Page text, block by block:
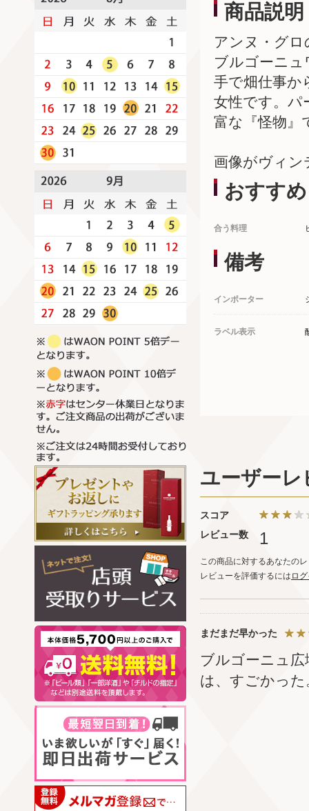
商品説明
アンヌ・グロ
ブルゴーニ
手で畑仕事か
女性です。パ
富な『怪物』
画像がヴィン
おすすめ
合う料理
備考
インポーター
ラベル表示
ユーザーレ
スコア
レビュー数
1
この商品に対するあなたの
レビューを評価するには ロ
まだまだ早かった
ブルゴーニュ
は、すごかっ